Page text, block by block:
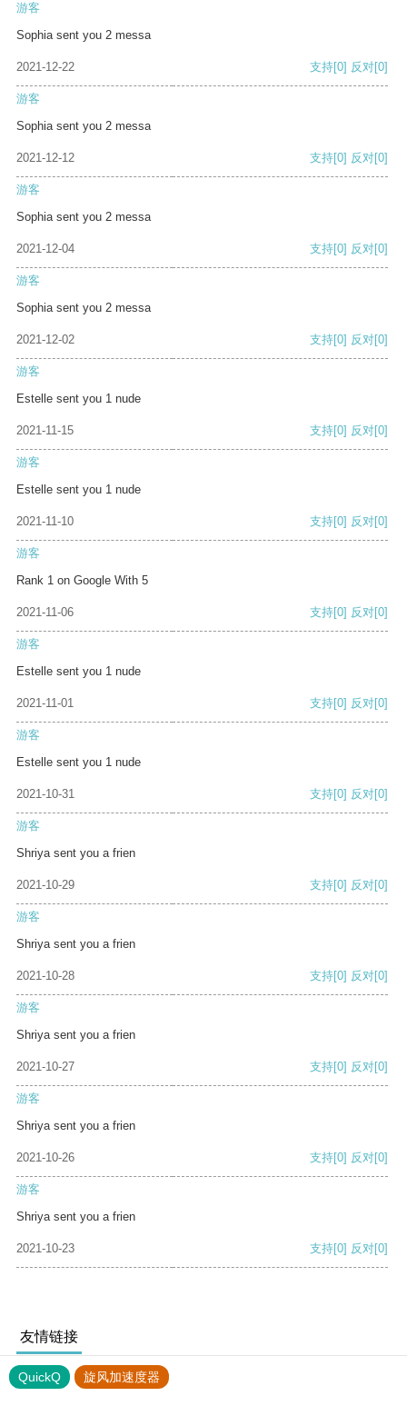
游客
Sophia sent you 2 messa
2021-12-22 支持[0] 反对[0]
游客
Sophia sent you 2 messa
2021-12-12 支持[0] 反对[0]
游客
Sophia sent you 2 messa
2021-12-04 支持[0] 反对[0]
游客
Sophia sent you 2 messa
2021-12-02 支持[0] 反对[0]
游客
Estelle sent you 1 nude
2021-11-15 支持[0] 反对[0]
游客
Estelle sent you 1 nude
2021-11-10 支持[0] 反对[0]
游客
Rank 1 on Google With 5
2021-11-06 支持[0] 反对[0]
游客
Estelle sent you 1 nude
2021-11-01 支持[0] 反对[0]
游客
Estelle sent you 1 nude
2021-10-31 支持[0] 反对[0]
游客
Shriya sent you a frien
2021-10-29 支持[0] 反对[0]
游客
Shriya sent you a frien
2021-10-28 支持[0] 反对[0]
游客
Shriya sent you a frien
2021-10-27 支持[0] 反对[0]
游客
Shriya sent you a frien
2021-10-26 支持[0] 反对[0]
游客
Shriya sent you a frien
2021-10-23 支持[0] 反对[0]
友情链接
QuickQ 旋风加速度器